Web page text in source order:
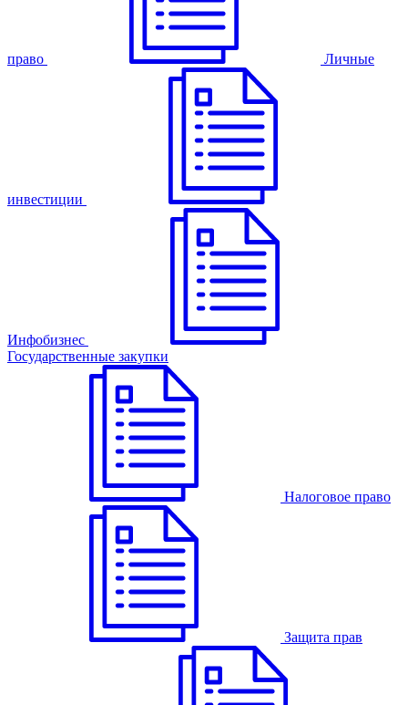
право Личные
инвестиции
Инфобизнес
Государственные закупки
Налоговое право
Защита прав